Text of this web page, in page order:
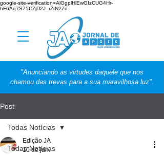
google-site-verification=AlGgplHlEwGIzCUG4Hr-
hF6Aq7S75CZjD2J_rZrN2Zo
"Anunciando as virtudes daquele que nos
chamou das trevas para a sua maravilhosa luz".
Post
Todas Notícias
Todas Notícias
Edição JA
10 de jun.